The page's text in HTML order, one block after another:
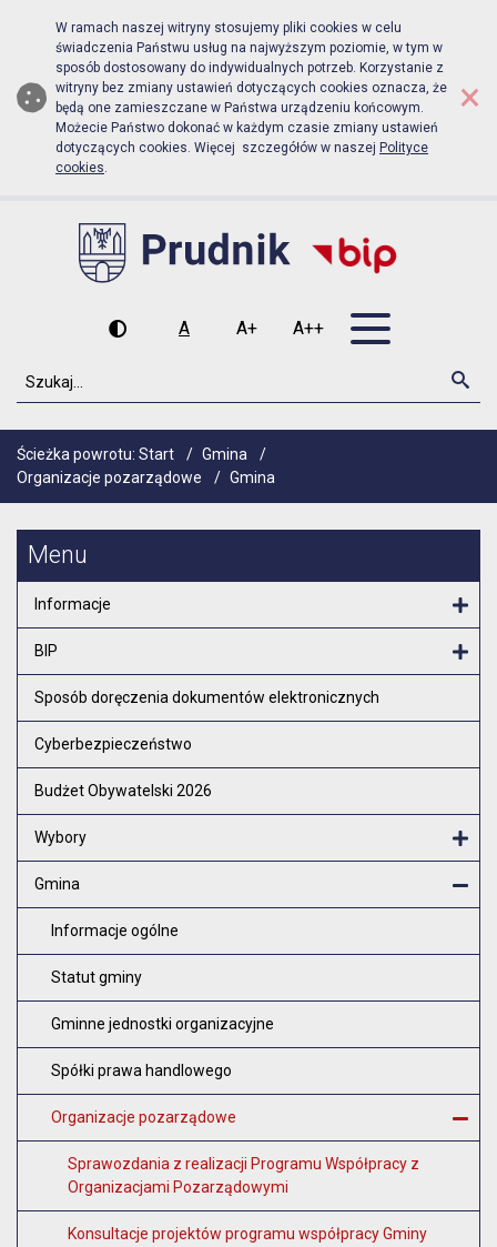
Biuletyn Informacji Publicznej
Przejdź do menu głównego
Przejdź do głównej zawartości
W ramach naszej witryny stosujemy pliki cookies w celu
świadczenia Państwu usług na najwyższym poziomie, w tym w
sposób dostosowany do indywidualnych potrzeb. Korzystanie z
witryny bez zmiany ustawień dotyczących cookies oznacza, że
będą one zamieszczane w Państwa urządzeniu końcowym.
Możecie Państwo dokonać w każdym czasie zmiany ustawień
dotyczących cookies. Więcej szczegółów w naszej Polityce
cookies.
×
Wysoki kontrast
A
Czcionka domyślna
A+
Czcionka średnia
A++
Czcionka duża
Szukaj
Ścieżka powrotu: Start / Gmina
/
Organizacje pozarządowe
/ Gmina
Menu
Informacje
BIP
Sposób doręczenia dokumentów elektronicznych
Cyberbezpieczeństwo
Budżet Obywatelski 2026
Wybory
Gmina
Informacje ogólne
Statut gminy
Gminne jednostki organizacyjne
Spółki prawa handlowego
Organizacje pozarządowe
Sprawozdania z realizacji Programu Współpracy z
Organizacjami Pozarządowymi
Konsultacje projektów programu współpracy Gminy